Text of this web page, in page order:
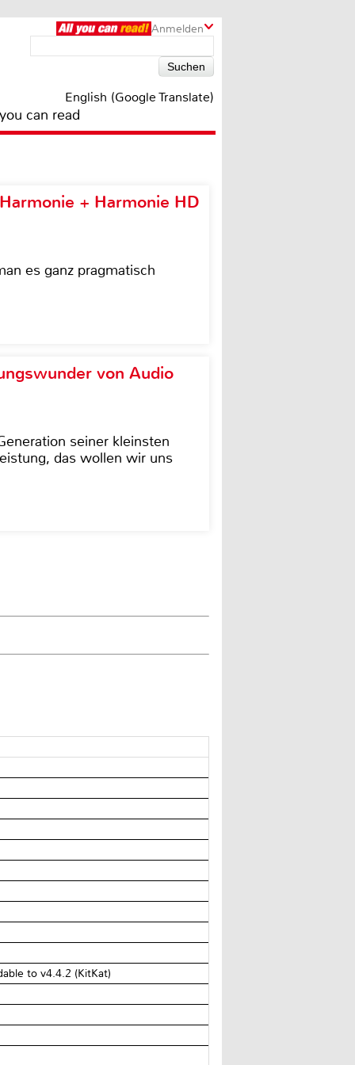
Anmelden
English (Google Translate)
can read
+ Harmonie HD
es ganz pragmatisch
von Audio
seiner kleinsten
das wollen wir uns
to v4.4.2 (KitKat)